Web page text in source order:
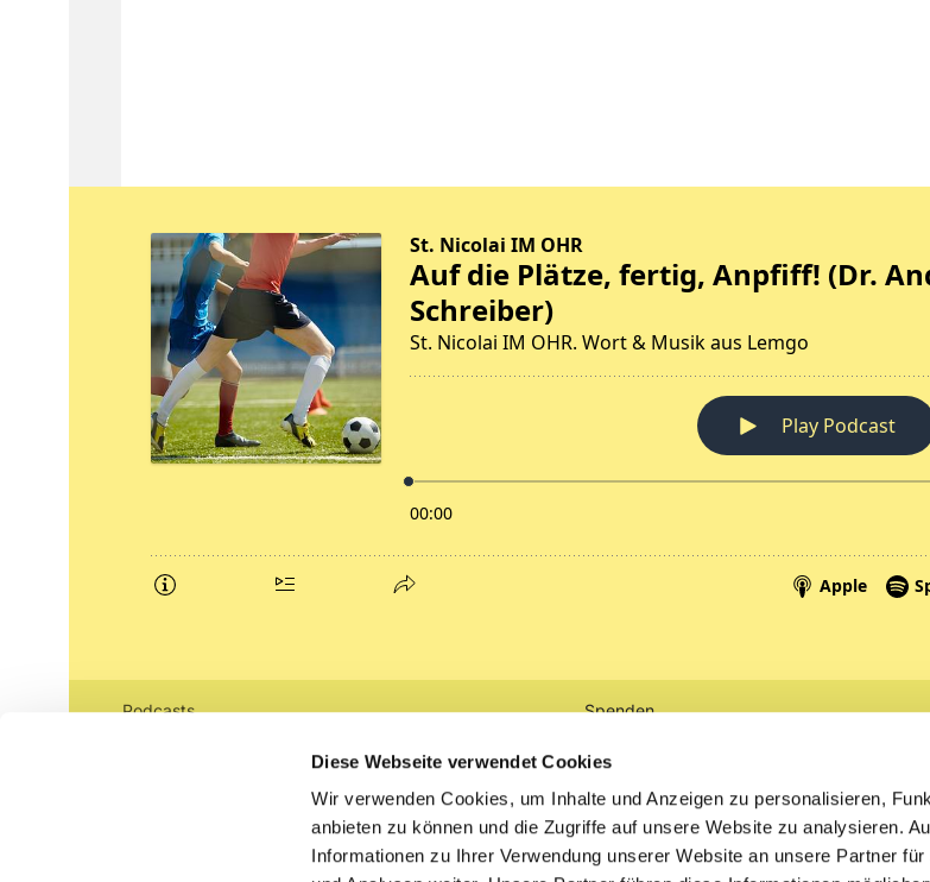
Diese Webseite verwendet Cookies
Wir verwenden Cookies, um Inhalte und Anzeigen zu personalisieren,
anbieten zu können und die Zugriffe auf unsere Website zu analysieren.
Informationen zu Ihrer Verwendung unserer Website an unsere Partner
Podcasts Spenden
Tickets
Litauen